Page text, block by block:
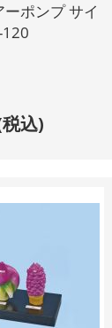
ポンプ サイ
込)